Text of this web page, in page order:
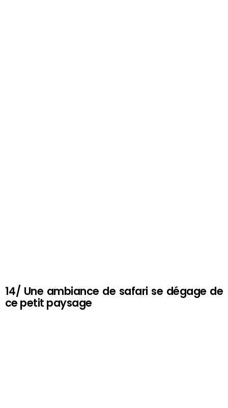
14/ Une ambiance de safari se dégage de
ce petit paysage